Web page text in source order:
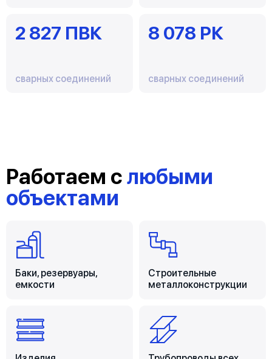
2 827 ПВК
сварных соединений
8 078 РК
сварных соединений
Работаем слюбыми
объектами
Баки, резервуары,
емкости
Строительные
металлоконструкции